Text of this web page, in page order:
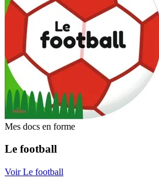
Mes docs en forme
Le football
Voir Le football